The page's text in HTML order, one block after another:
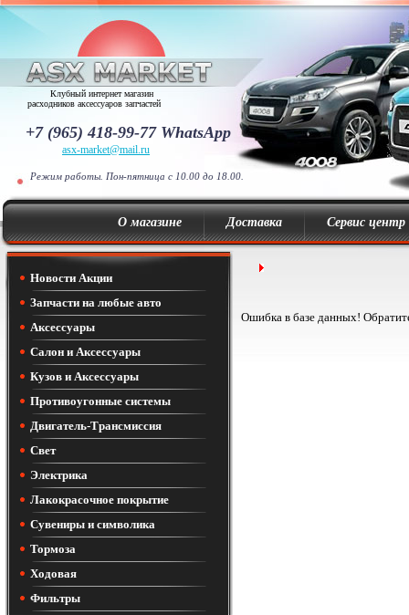
Клубный интернет магазин
расходников аксессуаров запчастей
+7 (965) 418-99-77 WhatsApp
asx-market@mail.ru
Режим работы. Пон-пятница с 10.00 до 18.00.
О магазине Доставка Сервис центр
Новости Акции
Запчасти на любые авто
Аксессуары
Салон и Аксессуары
Кузов и Аксессуары
Противоугонные системы
Двигатель-Трансмиссия
Свет
Электрика
Лакокрасочное покрытие
Сувениры и символика
Тормоза
Ходовая
Фильтры
Ошибка в базе данных!